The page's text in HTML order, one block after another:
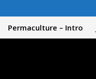
Permaculture – Intro